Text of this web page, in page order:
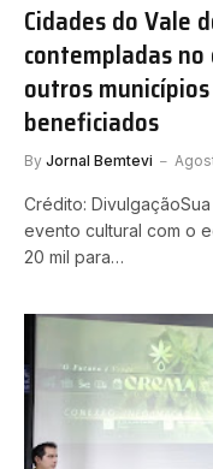
Cidades do Vale
contempladas
outros
beneficiados
By Jornal Bemtevi
Crédito:
evento cultural com o
20 mil para…